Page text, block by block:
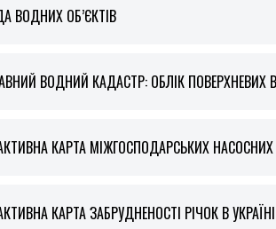
ВОДНИХ ОБ’ЄКТІВ
ВОДНИЙ КАДАСТР: ОБЛІК ПОВЕРХНЕВИХ
КАРТА МІЖГОСПОДАРСЬКИХ
КАРТА ЗАБРУДНЕНОСТІ РІЧОК В УКРАЇНІ